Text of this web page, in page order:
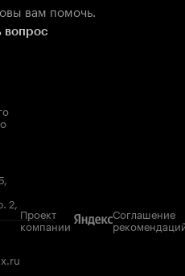
вам помочь.
вопрос
2,
Проект
компании
Соглашение